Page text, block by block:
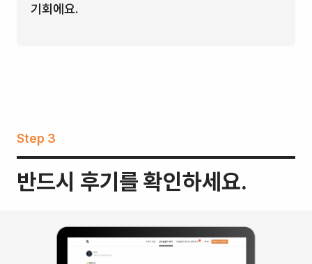
기회에요.
Step 3
반드시 후기를 확인하세요.